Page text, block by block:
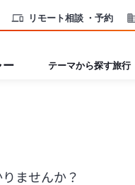
リモート相談 ・予約
ー テーマから探す旅行
ませんか？